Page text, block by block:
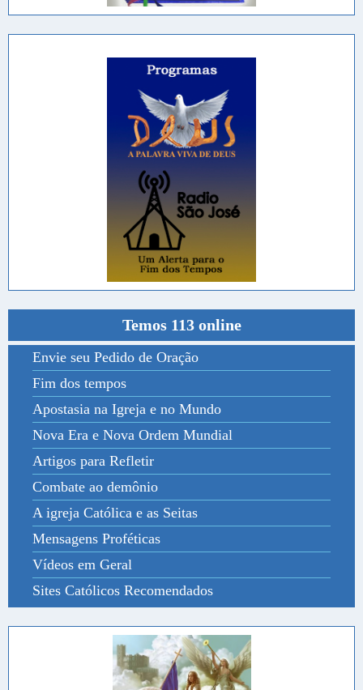
Temos 113 online
Envie seu Pedido de Oração
Fim dos tempos
Apostasia na Igreja e no Mundo
Nova Era e Nova Ordem Mundial
Artigos para Refletir
Combate ao demônio
A igreja Católica e as Seitas
Mensagens Proféticas
Vídeos em Geral
Sites Católicos Recomendados